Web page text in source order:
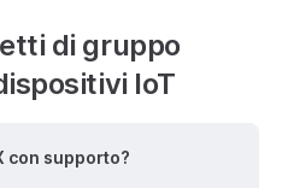
di gruppo
IoT
con supporto?